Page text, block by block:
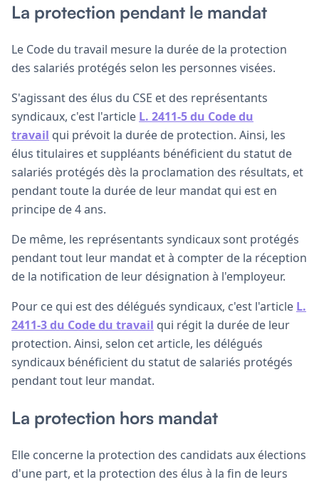
La protection pendant le mandat
Le Code du travail mesure la durée de la protection
des salariés protégés selon les personnes visées.
S'agissant des élus du CSE et des représentants
syndicaux, c'est l'article L. 2411-5 du Code du
travail qui prévoit la durée de protection. Ainsi, les
élus titulaires et suppléants bénéficient du statut de
salariés protégés dès la proclamation des résultats, et
pendant toute la durée de leur mandat qui est en
principe de 4 ans.
De même, les représentants syndicaux sont protégés
pendant tout leur mandat et à compter de la réception
de la notification de leur désignation à l'employeur.
Pour ce qui est des délégués syndicaux, c'est l'article L.
2411-3 du Code du travail qui régit la durée de leur
protection. Ainsi, selon cet article, les délégués
syndicaux bénéficient du statut de salariés protégés
pendant tout leur mandat.
La protection hors mandat
Elle concerne la protection des candidats aux élections
d'une part, et la protection des élus à la fin de leurs